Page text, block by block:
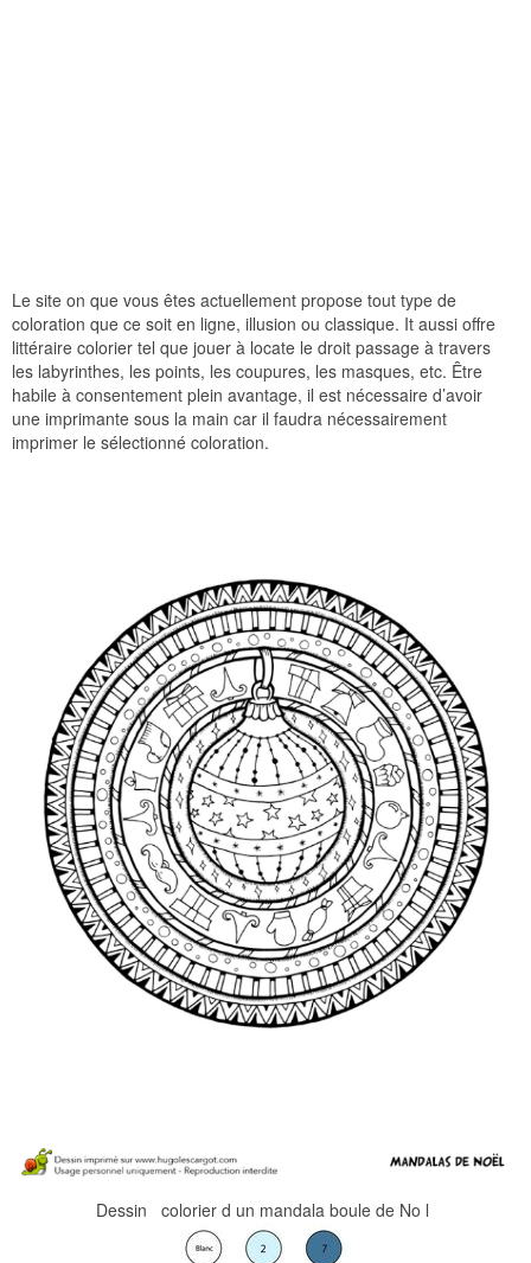
Le site on que vous êtes actuellement propose tout type de
coloration que ce soit en ligne, illusion ou classique. It aussi offre
littéraire colorier tel que jouer à locate le droit passage à travers
les labyrinthes, les points, les coupures, les masques, etc. Être
habile à consentement plein avantage, il est nécessaire d’avoir
une imprimante sous la main car il faudra nécessairement
imprimer le sélectionné coloration.
Dessin colorier d un mandala boule de No l